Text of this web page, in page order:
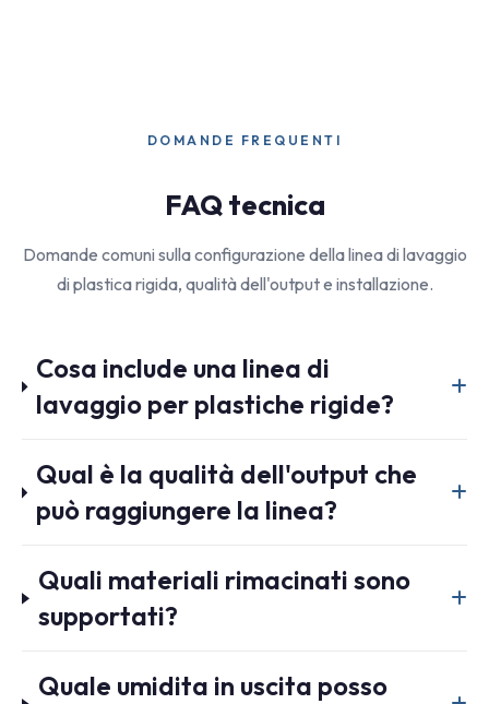
DOMANDE FREQUENTI
FAQ tecnica
Domande comuni sulla configurazione della linea di lavaggio
di plastica rigida, qualità dell'output e installazione.
Cosa include una linea di
lavaggio per plastiche rigide?
Qual è la qualità dell'output che
può raggiungere la linea?
Quali materiali rimacinati sono
supportati?
Quale umidita in uscita posso